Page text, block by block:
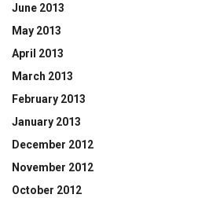
June 2013
May 2013
April 2013
March 2013
February 2013
January 2013
December 2012
November 2012
October 2012